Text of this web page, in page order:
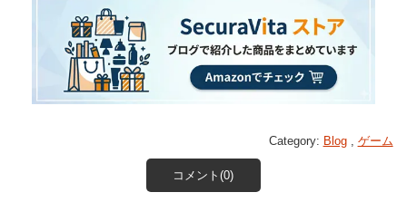
Category: Blog, ゲーム
コメント(0)